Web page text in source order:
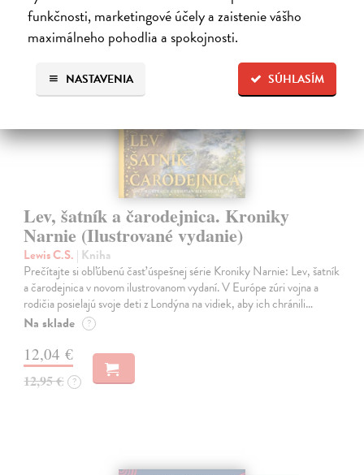
funkčnosti, marketingové účely a zaistenie vášho
maximálneho pohodlia a spokojnosti.
SÚHLASÍM
NASTAVENIA
na sklade
Lev, šatník a čarodejnica. Kroniky
Narnie (Ilustrované vydanie)
Lewis C.S. | Kniha
Prečítajte si obľúbenú časť úspešnej série Kroniky Narnie: Lev, šatník
a čarodejnica v novom ilustrovanom vydaní. V Európe zúri vojna a
rodičia posielajú svoje deti z Londýna na vidiek, aby ich chránili…
Na sklade ?
12,04 €
12,95 € ?